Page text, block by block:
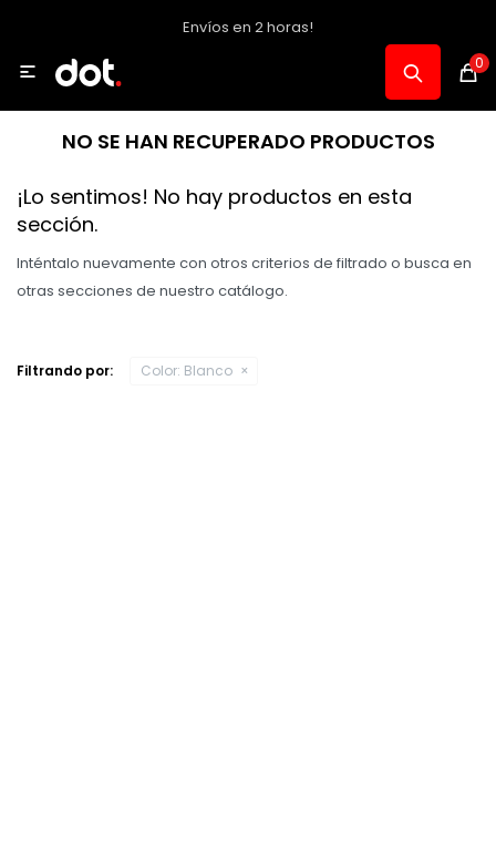
Envíos en 2 horas!
0

NO SE HAN RECUPERADO PRODUCTOS
¡Lo sentimos! No hay productos en esta
sección.
Inténtalo nuevamente con otros criterios de filtrado o busca en
otras secciones de nuestro catálogo.
Filtrando por: Color: Blanco
Celulares, Relojes y Tablets